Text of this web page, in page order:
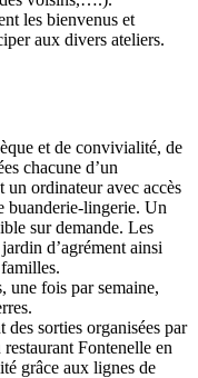
les bienvenus et
aux divers ateliers.
et de convivialité, de
chacune d’un
un ordinateur avec accès
buanderie-lingerie. Un
sur demande. Les
d’agrément ainsi
une fois par semaine,
des sorties organisées par
Fontenelle en
grâce aux lignes de